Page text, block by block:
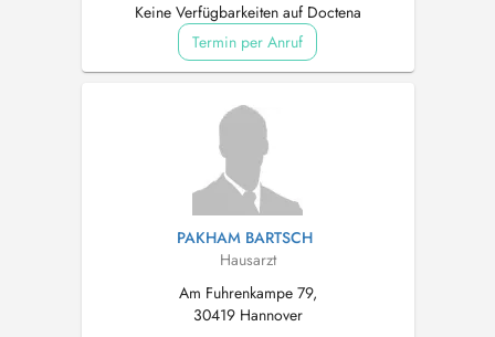
Keine Verfügbarkeiten auf Doctena
Termin per Anruf
PAKHAM BARTSCH
Hausarzt
Am Fuhrenkampe 79,
30419 Hannover